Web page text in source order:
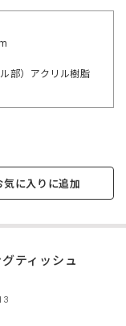
部）アクリル樹脂
気に入りに追加
ティッシュ